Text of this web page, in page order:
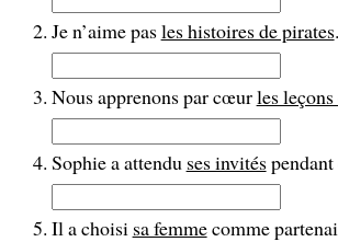
Je n’aime pasles histoires de pirates.
Nous apprenons par cœurles
Sophie a attendu ses invitéspendant
Il a choisi sa femmecomme